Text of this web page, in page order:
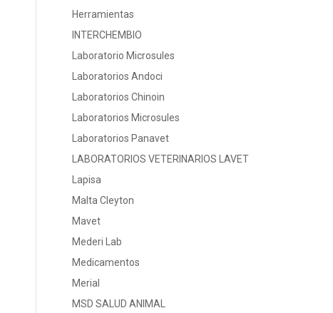
Herramientas
INTERCHEMBIO
Laboratorio Microsules
Laboratorios Andoci
Laboratorios Chinoin
Laboratorios Microsules
Laboratorios Panavet
LABORATORIOS VETERINARIOS LAVET
Lapisa
Malta Cleyton
Mavet
Mederi Lab
Medicamentos
Merial
MSD SALUD ANIMAL